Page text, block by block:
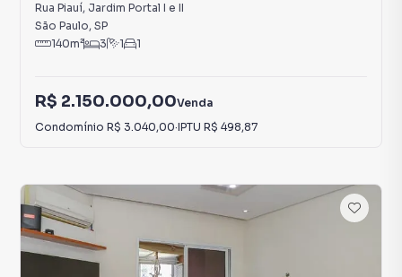
Rua Piauí, Jardim Portal I e II
São Paulo, SP
140m² 3 1 1
R$ 2.150.000,00Venda
Condomínio R$ 3.040,00·IPTU R$ 498,87